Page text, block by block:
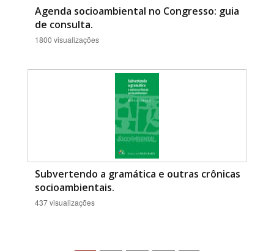
Agenda socioambiental no Congresso: guia
de consulta.
1800 visualizações
Subvertendo a gramática e outras crônicas
socioambientais.
437 visualizações